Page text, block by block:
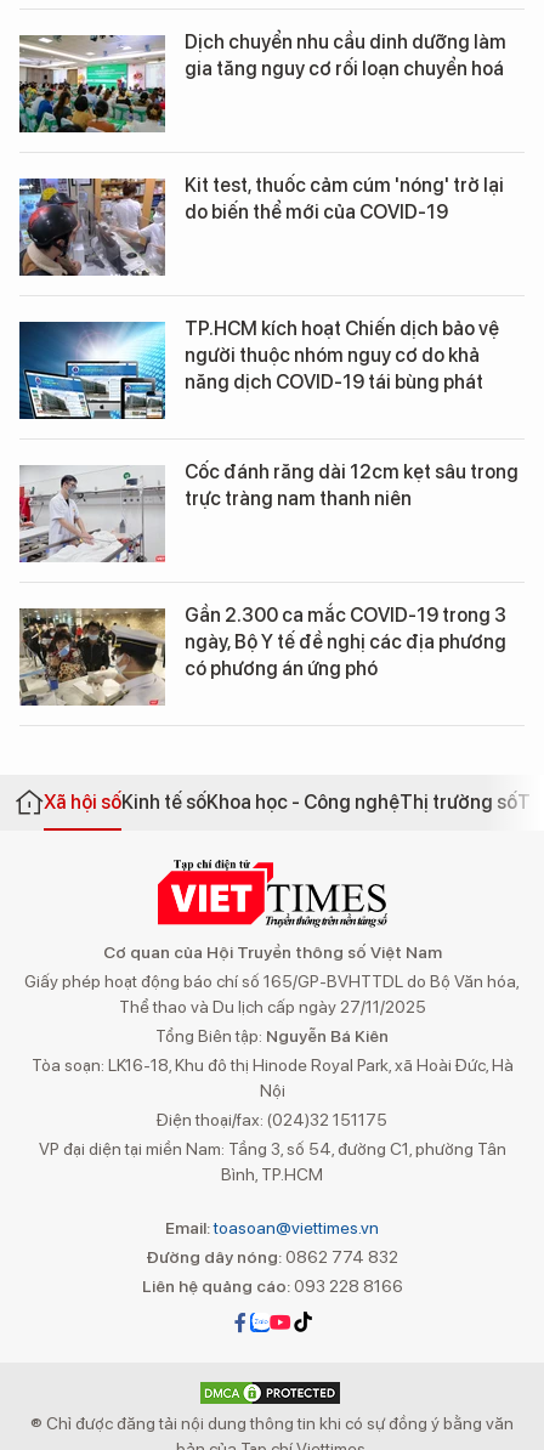
Dịch chuyển nhu cầu dinh dưỡng làm
gia tăng nguy cơ rối loạn chuyển hoá
Kit test, thuốc cảm cúm 'nóng' trở lại
do biến thể mới của COVID-19
TP.HCM kích hoạt Chiến dịch bảo vệ
người thuộc nhóm nguy cơ do khả
năng dịch COVID-19 tái bùng phát
Cốc đánh răng dài 12cm kẹt sâu trong
trực tràng nam thanh niên
Gần 2.300 ca mắc COVID-19 trong 3
ngày, Bộ Y tế đề nghị các địa phương
có phương án ứng phó
Xã hội sốKinh tế sốKhoa học - Công nghệThị trường số
Cơ quan của Hội Truyền thông số Việt Nam
Giấy phép hoạt động báo chí số 165/GP-BVHTTDL do Bộ Văn hóa,
Thể thao và Du lịch cấp ngày 27/11/2025
Tổng Biên tập: Nguyễn Bá Kiên
Tòa soạn: LK16-18, Khu đô thị Hinode Royal Park, xã Hoài Đức, Hà
Nội
Điện thoại/fax: (024)32 151175
VP đại diện tại miền Nam: Tầng 3, số 54, đường C1, phường Tân
Bình, TP.HCM
Email:toasoan@viettimes.vn
Đường dây nóng: 0862 774 832
Liên hệ quảng cáo:093 228 8166
® Chỉ được đăng tải nội dung thông tin khi có sự đồng ý bằng văn